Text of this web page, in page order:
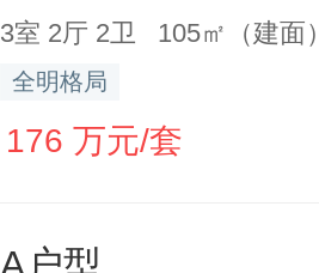
3室 2厅 2卫 105㎡（建面）
全明格局
176 万元/套